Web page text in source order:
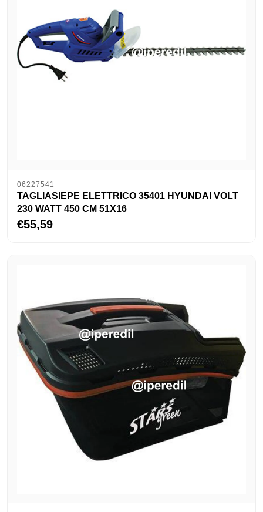
06227541
TAGLIASIEPE ELETTRICO 35401 HYUNDAI VOLT
230 WATT 450 CM 51X16
€55,59